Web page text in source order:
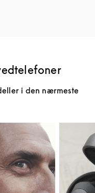
i den nærmeste